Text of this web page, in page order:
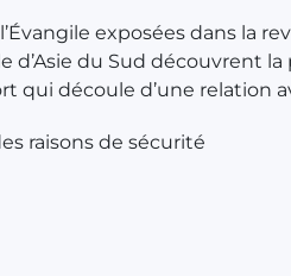
exposées dans la
d’Asie du Sud découvrent
qui découle d’une relation
raisons de sécurité